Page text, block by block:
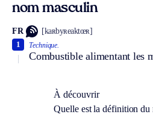
nom masculin
FR [kaʀbyʀeaktœʀ]
Technique.
Combustible alimentant les
1
À découvrir
Quelle est la définition du